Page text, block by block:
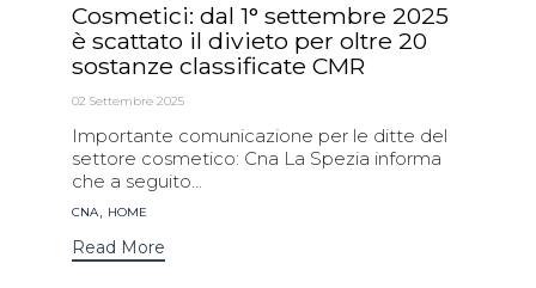
Cosmetici: dal 1° settembre 2025
è scattato il divieto per oltre 20
sostanze classificate CMR
02 Settembre 2025
Importante comunicazione per le ditte del
settore cosmetico: Cna La Spezia informa
che a seguito...
Tags
CNA, HOME
Read More